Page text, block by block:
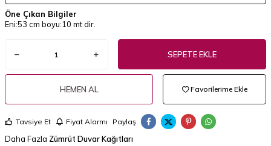
Öne Çıkan Bilgiler
Eni:53 cm boyu:10 mt dir.
SEPETE EKLE
HEMEN AL Favorilerime Ekle
Tavsiye Et Fiyat Alarmı Paylaş
Daha Fazla Zümrüt Duvar Kağıtları